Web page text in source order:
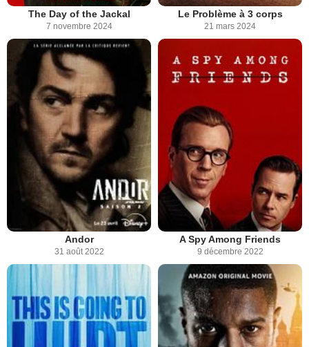
The Day of the Jackal
7 novembre 2024
Le Problème à 3 corps
21 mars 2024
Andor
31 août 2022
A Spy Among Friends
9 décembre 2022